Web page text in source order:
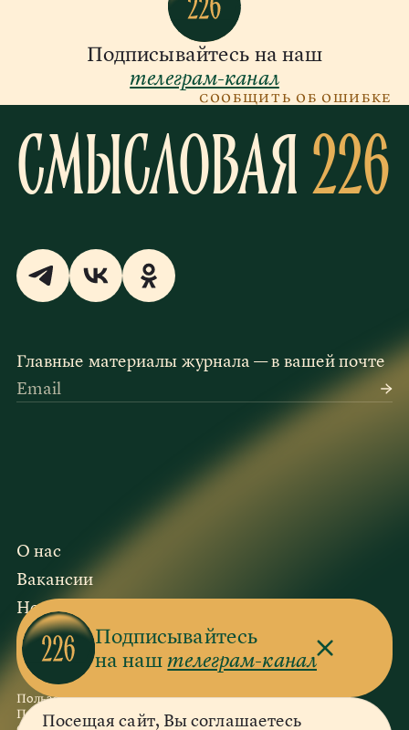
Подписывайтесь на наш
телеграм-канал
Сообщить об ошибке
Подписывайтесь
на наштелеграм-канал
Посещая сайт, Вы соглашаетесь
Смысловая226
Главные материалы журнала — в вашей почте
О нас
Вакансии
Новым авторам
Пользовательское соглашение
Политика конфиденциальности